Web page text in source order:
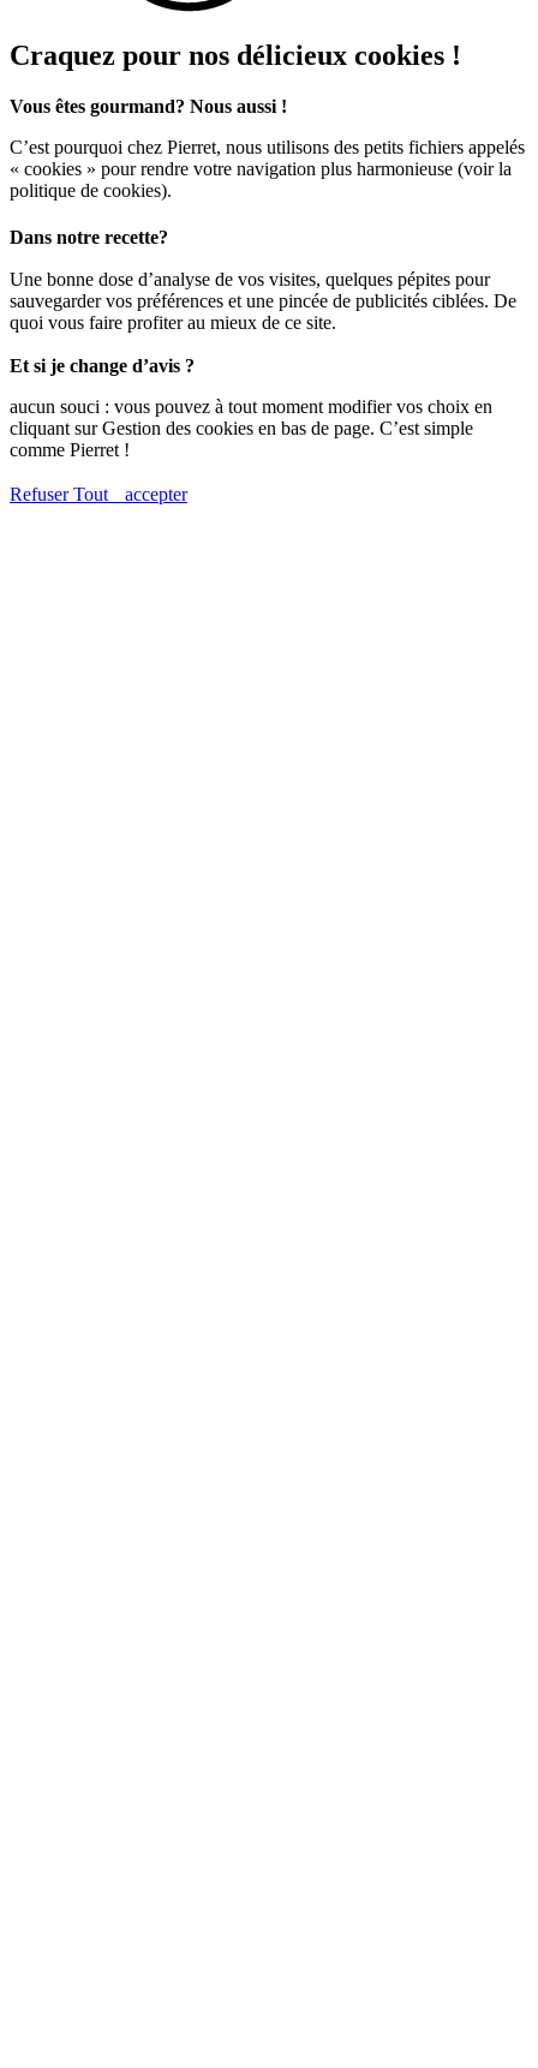
Craquez pour nos délicieux cookies !
Vous êtes gourmand? Nous aussi !
C’est pourquoi chez Pierret, nous utilisons des petits fichiers appelés
« cookies » pour rendre votre navigation plus harmonieuse (voir la
politique de cookies).
Dans notre recette?
Une bonne dose d’analyse de vos visites, quelques pépites pour
sauvegarder vos préférences et une pincée de publicités ciblées. De
quoi vous faire profiter au mieux de ce site.
Et si je change d’avis ?
aucun souci : vous pouvez à tout moment modifier vos choix en
cliquant sur Gestion des cookies en bas de page. C’est simple
comme Pierret !
RefuserTout accepter